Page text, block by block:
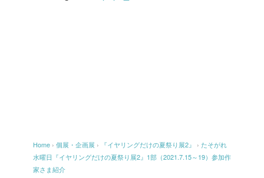
Home › 個展・企画展 › 『イヤリングだけの夏祭り展2』 › たそがれ
水曜日『イヤリングだけの夏祭り展2』1部（2021.7.15～19）参加作
家さま紹介